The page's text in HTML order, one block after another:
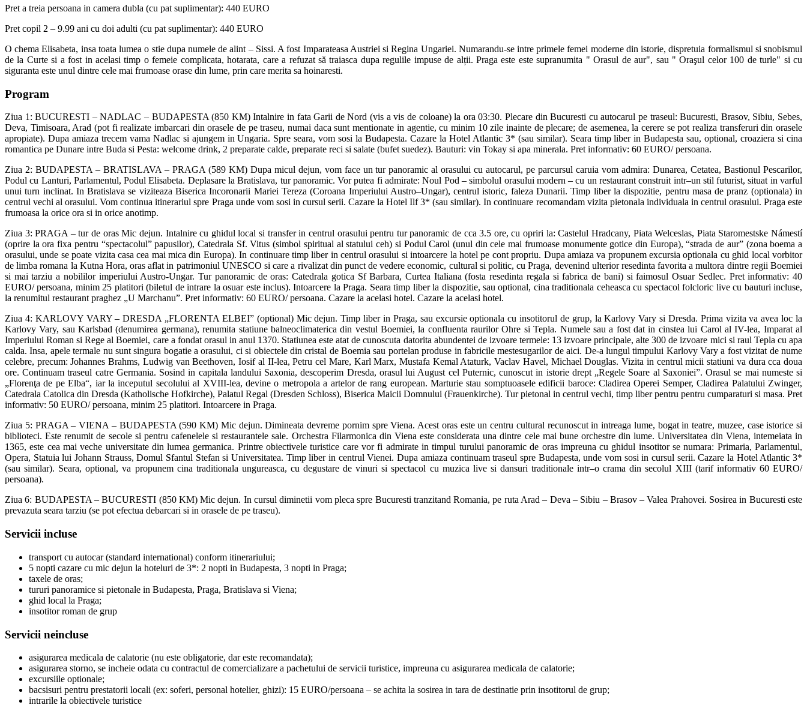
Pret a treia persoana in camera dubla (cu pat suplimentar): 440 EURO
Pret copil 2 – 9.99 ani cu doi adulti (cu pat suplimentar): 440 EURO
O chema Elisabeta, insa toata lumea o stie dupa numele de alint – Sissi. A fost Imparateasa Austriei si Regina Ungariei. Numarandu-se intre primele femei moderne din istorie, dispretuia formalismul si snobismul
de la Curte si a fost in acelasi timp o femeie complicata, hotarata, care a refuzat să traiasca dupa regulile impuse de alții. Praga este este supranumita " Orasul de aur", sau " Oraşul celor 100 de turle" si cu
siguranta este unul dintre cele mai frumoase orase din lume, prin care merita sa hoinaresti.
Program
Ziua 1: BUCURESTI – NADLAC – BUDAPESTA (850 KM) Intalnire in fata Garii de Nord (vis a vis de coloane) la ora 03:30. Plecare din Bucuresti cu autocarul pe traseul: Bucuresti, Brasov, Sibiu, Sebes,
Deva, Timisoara, Arad (pot fi realizate imbarcari din orasele de pe traseu, numai daca sunt mentionate in agentie, cu minim 10 zile inainte de plecare; de asemenea, la cerere se pot realiza transferuri din orasele
apropiate). Dupa amiaza trecem vama Nadlac si ajungem in Ungaria. Spre seara, vom sosi la Budapesta. Cazare la Hotel Atlantic 3* (sau similar). Seara timp liber in Budapesta sau, optional, croaziera si cina
romantica pe Dunare intre Buda si Pesta: welcome drink, 2 preparate calde, preparate reci si salate (bufet suedez). Bauturi: vin Tokay si apa minerala. Pret informativ: 60 EURO/ persoana.
Ziua 2: BUDAPESTA – BRATISLAVA – PRAGA (589 KM) Dupa micul dejun, vom face un tur panoramic al orasului cu autocarul, pe parcursul caruia vom admira: Dunarea, Cetatea, Bastionul Pescarilor,
Podul cu Lanturi, Parlamentul, Podul Elisabeta. Deplasare la Bratislava, tur panoramic. Vor putea fi admirate: Noul Pod – simbolul orasului modern – cu un restaurant construit intr–un stil futurist, situat in varful
unui turn inclinat. In Bratislava se viziteaza Biserica Incoronarii Mariei Tereza (Coroana Imperiului Austro–Ungar), centrul istoric, faleza Dunarii. Timp liber la dispozitie, pentru masa de pranz (optionala) in
centrul vechi al orasului. Vom continua itinerariul spre Praga unde vom sosi in cursul serii. Cazare la Hotel Ilf 3* (sau similar). In continuare recomandam vizita pietonala individuala in centrul orasului. Praga este
frumoasa la orice ora si in orice anotimp.
Ziua 3: PRAGA – tur de oras Mic dejun. Intalnire cu ghidul local si transfer in centrul orasului pentru tur panoramic de cca 3.5 ore, cu opriri la: Castelul Hradcany, Piata Welceslas, Piata Staromestske Námestí
(oprire la ora fixa pentru “spectacolul” papusilor), Catedrala Sf. Vitus (simbol spiritual al statului ceh) si Podul Carol (unul din cele mai frumoase monumente gotice din Europa), “strada de aur” (zona boema a
orasului, unde se poate vizita casa cea mai mica din Europa). In continuare timp liber in centrul orasului si intoarcere la hotel pe cont propriu. Dupa amiaza va propunem excursia optionala cu ghid local vorbitor
de limba romana la Kutna Hora, oras aflat in patrimoniul UNESCO si care a rivalizat din punct de vedere economic, cultural si politic, cu Praga, devenind ulterior resedinta favorita a multora dintre regii Boemiei
si mai tarziu a nobililor imperiului Austro-Ungar. Tur panoramic de oras: Catedrala gotica Sf Barbara, Curtea Italiana (fosta resedinta regala si fabrica de bani) si faimosul Osuar Sedlec. Pret informativ: 40
EURO/ persoana, minim 25 platitori (biletul de intrare la osuar este inclus). Intoarcere la Praga. Seara timp liber la dispozitie, sau optional, cina traditionala ceheasca cu spectacol folcloric live cu bauturi incluse,
la renumitul restaurant praghez „U Marchanu”. Pret informativ: 60 EURO/ persoana. Cazare la acelasi hotel. Cazare la acelasi hotel.
Ziua 4: KARLOVY VARY – DRESDA „FLORENTA ELBEI” (optional) Mic dejun. Timp liber in Praga, sau excursie optionala cu insotitorul de grup, la Karlovy Vary si Dresda. Prima vizita va avea loc la
Karlovy Vary, sau Karlsbad (denumirea germana), renumita statiune balneoclimaterica din vestul Boemiei, la confluenta raurilor Ohre si Tepla. Numele sau a fost dat in cinstea lui Carol al IV-lea, Imparat al
Imperiului Roman si Rege al Boemiei, care a fondat orasul in anul 1370. Statiunea este atat de cunoscuta datorita abundentei de izvoare termele: 13 izvoare principale, alte 300 de izvoare mici si raul Tepla cu apa
calda. Insa, apele termale nu sunt singura bogatie a orasului, ci si obiectele din cristal de Boemia sau portelan produse in fabricile mestesugarilor de aici. De-a lungul timpului Karlovy Vary a fost vizitat de nume
celebre, precum: Johannes Brahms, Ludwig van Beethoven, Iosif al II-lea, Petru cel Mare, Karl Marx, Mustafa Kemal Ataturk, Vaclav Havel, Michael Douglas. Vizita in centrul micii statiuni va dura cca doua
ore. Continuam traseul catre Germania. Sosind in capitala landului Saxonia, descoperim Dresda, orasul lui August cel Puternic, cunoscut in istorie drept „Regele Soare al Saxoniei”. Orasul se mai numeste si
„Florenţa de pe Elba“, iar la inceputul secolului al XVIII-lea, devine o metropola a artelor de rang european. Marturie stau somptuoasele edificii baroce: Cladirea Operei Semper, Cladirea Palatului Zwinger,
Catedrala Catolica din Dresda (Katholische Hofkirche), Palatul Regal (Dresden Schloss), Biserica Maicii Domnului (Frauenkirche). Tur pietonal in centrul vechi, timp liber pentru pentru cumparaturi si masa. Pret
informativ: 50 EURO/ persoana, minim 25 platitori. Intoarcere in Praga.
Ziua 5: PRAGA – VIENA – BUDAPESTA (590 KM) Mic dejun. Dimineata devreme pornim spre Viena. Acest oras este un centru cultural recunoscut in intreaga lume, bogat in teatre, muzee, case istorice si
biblioteci. Este renumit de secole si pentru cafenelele si restaurantele sale. Orchestra Filarmonica din Viena este considerata una dintre cele mai bune orchestre din lume. Universitatea din Viena, intemeiata in
1365, este cea mai veche universitate din lumea germanica. Printre obiectivele turistice care vor fi admirate in timpul turului panoramic de oras impreuna cu ghidul insotitor se numara: Primaria, Parlamentul,
Opera, Statuia lui Johann Strauss, Domul Sfantul Stefan si Universitatea. Timp liber in centrul Vienei. Dupa amiaza continuam traseul spre Budapesta, unde vom sosi in cursul serii. Cazare la Hotel Atlantic 3*
(sau similar). Seara, optional, va propunem cina traditionala ungureasca, cu degustare de vinuri si spectacol cu muzica live si dansuri traditionale intr–o crama din secolul XIII (tarif informativ 60 EURO/
persoana).
Ziua 6: BUDAPESTA – BUCURESTI (850 KM) Mic dejun. In cursul diminetii vom pleca spre Bucuresti tranzitand Romania, pe ruta Arad – Deva – Sibiu – Brasov – Valea Prahovei. Sosirea in Bucuresti este
prevazuta seara tarziu (se pot efectua debarcari si in orasele de pe traseu).
Servicii incluse
transport cu autocar (standard international) conform itinerariului;
5 nopti cazare cu mic dejun la hoteluri de 3*: 2 nopti in Budapesta, 3 nopti in Praga;
taxele de oras;
tururi panoramice si pietonale in Budapesta, Praga, Bratislava si Viena;
ghid local la Praga;
insotitor roman de grup
Servicii neincluse
asigurarea medicala de calatorie (nu este obligatorie, dar este recomandata);
asigurarea storno, se incheie odata cu contractul de comercializare a pachetului de servicii turistice, impreuna cu asigurarea medicala de calatorie;
excursiile optionale;
bacsisuri pentru prestatorii locali (ex: soferi, personal hotelier, ghizi): 15 EURO/persoana – se achita la sosirea in tara de destinatie prin insotitorul de grup;
intrarile la obiectivele turistice